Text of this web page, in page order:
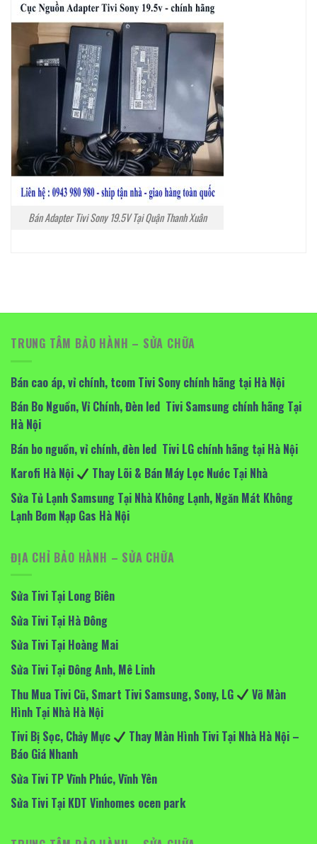
Bán Adapter Tivi Sony 19.5V Tại Quận Thanh Xuân
TRUNG TÂM BẢO HÀNH – SỬA CHỮA
Bán cao áp, vỉ chính, tcom Tivi Sony chính hãng tại Hà Nội
Bán Bo Nguồn, Vỉ Chính, Đèn led Tivi Samsung chính hãng Tại
Hà Nội
Bán bo nguồn, vỉ chính, đèn led Tivi LG chính hãng tại Hà Nội
Karofi Hà Nội
Thay Lõi & Bán Máy Lọc Nước Tại Nhà
Sửa Tủ Lạnh Samsung Tại Nhà Không Lạnh, Ngăn Mát Không
Lạnh Bơm Nạp Gas Hà Nội
ĐỊA CHỈ BẢO HÀNH – SỬA CHỮA
Sửa Tivi Tại Long Biên
Sửa Tivi Tại Hà Đông
Sửa Tivi Tại Hoàng Mai
Sửa Tivi Tại Đông Anh, Mê Linh
Thu Mua Tivi Cũ, Smart Tivi Samsung, Sony, LG
Vỡ Màn
Hình Tại Nhà Hà Nội
Tivi Bị Sọc, Chảy Mực
Thay Màn Hình Tivi Tại Nhà Hà Nội –
Báo Giá Nhanh
Sửa Tivi TP Vĩnh Phúc, Vĩnh Yên
Sửa Tivi Tại KDT Vinhomes ocen park